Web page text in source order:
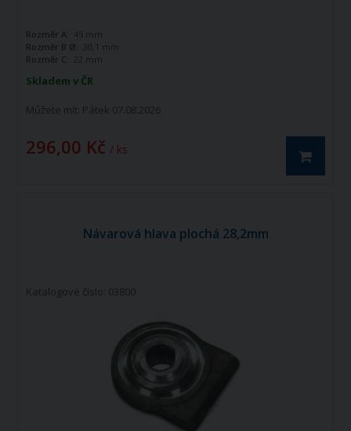
Skladem v ČR
Můžete mít: Pátek 07.08.2026
296,00 Kč / ks
Rozměr A:
45 mm
Rozměr B Ø:
30,1 mm
Rozměr C:
22 mm
Návarová hlava plochá 28,2mm
Katalogové číslo: 03800